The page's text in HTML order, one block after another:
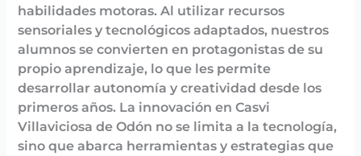
habilidades motoras. Al utilizar recursos
sensoriales y tecnológicos adaptados, nuestros
alumnos se convierten en protagonistas de su
propio aprendizaje, lo que les permite
desarrollar autonomía y creatividad desde los
primeros años. La innovación en Casvi
Villaviciosa de Odón no se limita a la tecnología,
sino que abarca herramientas y estrategias que